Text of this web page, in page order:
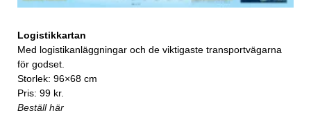
Logistikkartan
Med logistikanläggningar och de viktigaste transportvägarna
för godset.
Storlek: 96×68 cm
Pris: 99 kr.
Beställ här